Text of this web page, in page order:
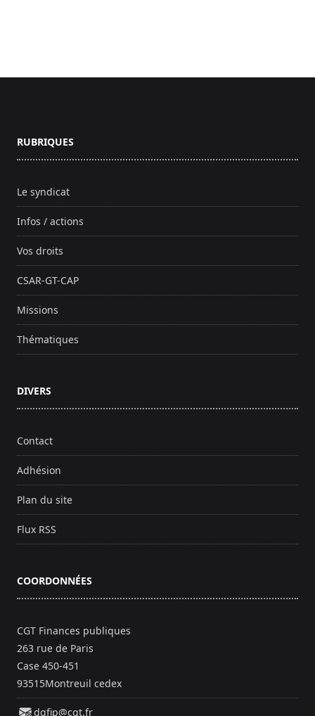
RUBRIQUES
Le syndicat
Infos / actions
Vos droits
CSAR-GT-CAP
Missions
Thématiques
DIVERS
Contact
Adhésion
Plan du site
Flux RSS
COORDONNÉES
CGT Finances publiques
263 rue de Paris
Case 450-451
93515Montreuil cedex
dgfip@cgt.fr